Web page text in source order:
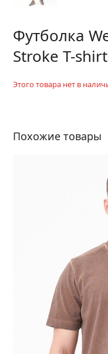
Футболка
Stroke T-
Этого товара нет в
Похожие товары